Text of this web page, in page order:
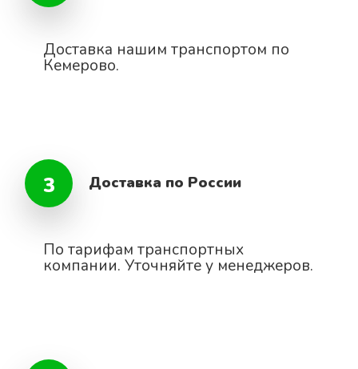
Доставка нашим транспортом по
Кемерово.
3 Доставка по России
По тарифам транспортных
компании. Уточняйте у менеджеров.